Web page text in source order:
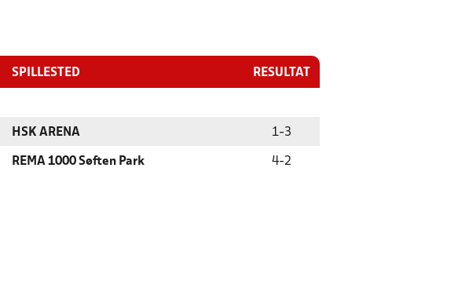
SPILLESTED RESULTAT
HSK ARENA 1-3
REMA 1000 Søften Park 4-2